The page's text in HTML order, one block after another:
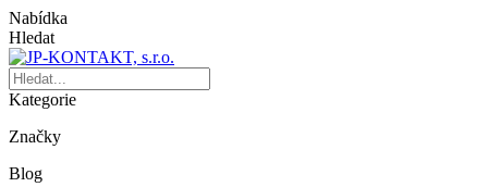
Nabídka
Hledat
Kategorie
Značky
Blog